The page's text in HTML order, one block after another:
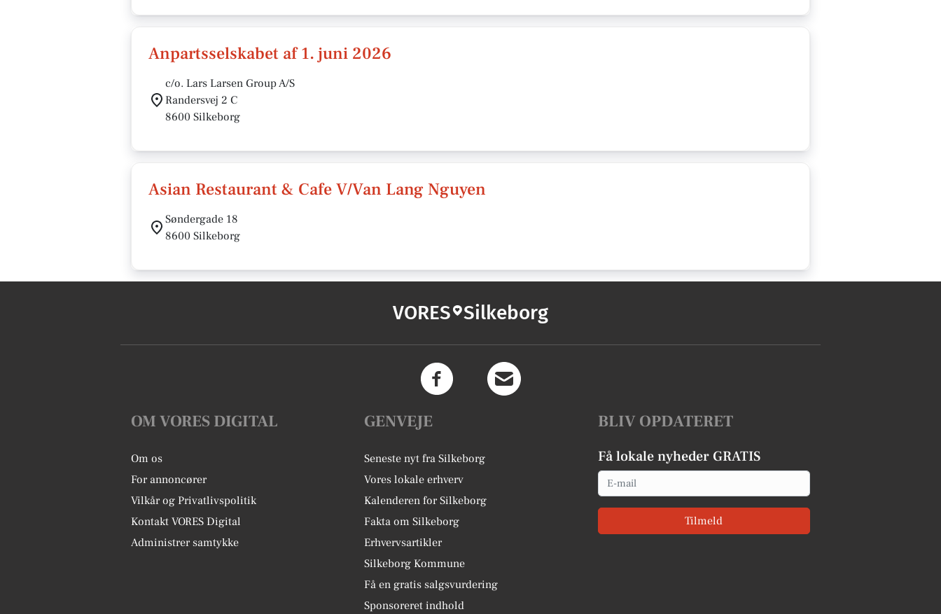
Anpartsselskabet af 1. juni 2026
c/o. Lars Larsen Group A/S
Randersvej 2 C
8600 Silkeborg
Asian Restaurant & Cafe V/Van Lang Nguyen
Søndergade 18
8600 Silkeborg
VORES Silkeborg
OM VORES DIGITAL
Om os
For annoncører
Vilkår og Privatlivspolitik
Kontakt VORES Digital
Administrer samtykke
GENVEJE
Seneste nyt fra Silkeborg
Vores lokale erhverv
Kalenderen for Silkeborg
Fakta om Silkeborg
Erhvervsartikler
Silkeborg Kommune
Få en gratis salgsvurdering
Sponsoreret indhold
BLIV OPDATERET
Få lokale nyheder GRATIS
Email
Tilmeld